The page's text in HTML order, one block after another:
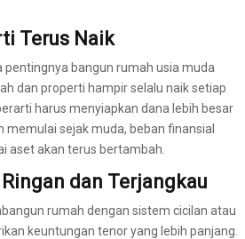
Terus Naik
pentingnya bangun rumah usia muda
dan properti hampir selalu naik setiap
harus menyiapkan dana lebih besar
memulai sejak muda, beban finansial
aset akan terus bertambah.
dan Terjangkau
rumah dengan sistem cicilan atau
keuntungan tenor yang lebih panjang.